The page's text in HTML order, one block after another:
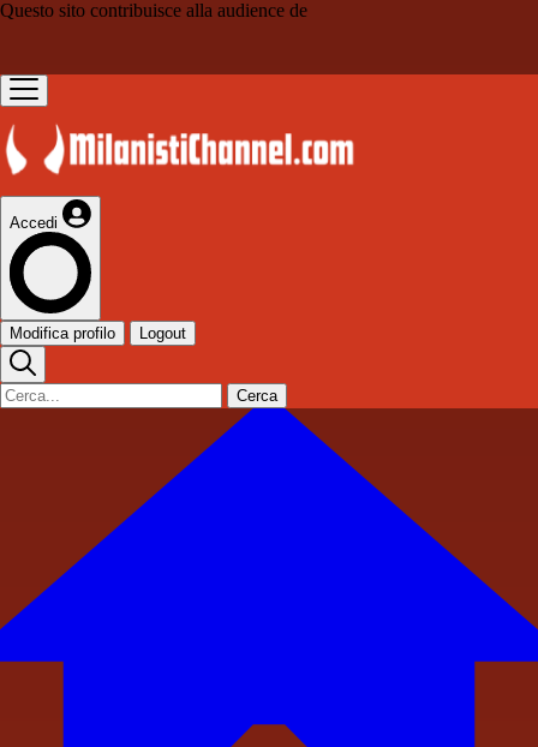
Questo sito contribuisce alla audience de
Accedi
Modifica profilo Logout
Cerca